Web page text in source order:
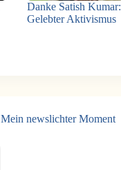
Danke Satish Kumar:
Gelebter Aktivismus
Mein newslichter Moment